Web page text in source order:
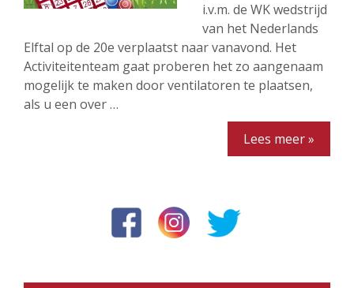
i.v.m. de WK wedstrijd
van het Nederlands
Elftal op de 20e verplaatst naar vanavond. Het
Activiteitenteam gaat proberen het zo aangenaam
mogelijk te maken door ventilatoren te plaatsen,
als u een over …
Lees meer »